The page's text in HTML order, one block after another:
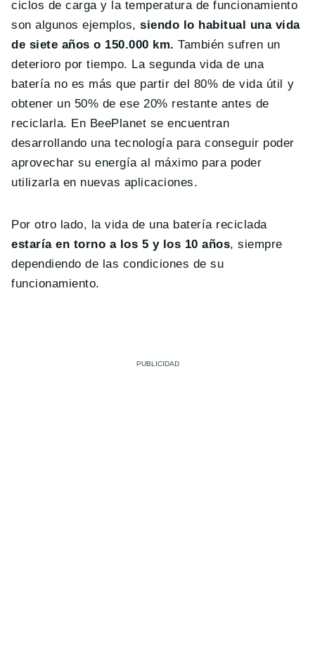
ciclos de carga y la temperatura de funcionamiento
son algunos ejemplos,siendo lo habitual una vida
de siete años o 150.000 km. También sufren un
deterioro por tiempo. La segunda vida de una
batería no es más que partir del 80% de vida útil y
obtener un 50% de ese 20% restante antes de
reciclarla. En BeePlanet se encuentran
desarrollando una tecnología para conseguir poder
aprovechar su energía al máximo para poder
utilizarla en nuevas aplicaciones.
Por otro lado, la vida de una batería reciclada
estaría en torno a los 5 y los 10 años, siempre
dependiendo de las condiciones de su
funcionamiento.